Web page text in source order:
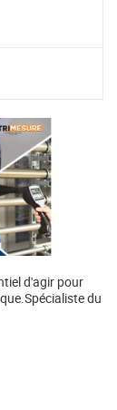
d'agir pour
du